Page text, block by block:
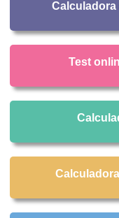
Calculadora
Test